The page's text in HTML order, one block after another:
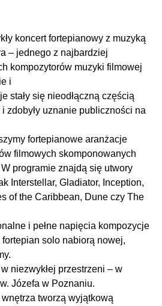
koncert fortepianowy z muzyką
– jednego z najbardziej
kompozytorów muzyki filmowej
i
stały się nieodłączną częścią
zdobyły uznanie publiczności na
fortepianowe aranżacje
filmowych skomponowanych
programie znajdą się utwory
Interstellar, Gladiator, Inception,
of the Caribbean, Dune czy The
i pełne napięcia kompozycje
solo nabiorą nowej,
niezwykłej przestrzeni – w
Józefa w Poznaniu.
tworzą wyjątkową